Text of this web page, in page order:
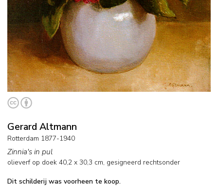
Gerard Altmann
Rotterdam 1877-1940
Zinnia's in pul
olieverf op doek 40,2 x 30,3 cm, gesigneerd rechtsonder
Dit schilderij was voorheen te koop.